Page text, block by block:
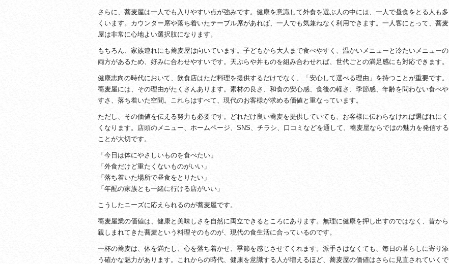
さらに、蕎麦屋は一人でも入りやすい点が強みです。健康を意識して外食を選ぶ人の中には、一人で昼食をとる人も多
くいます。カウンター席や落ち着いたテーブル席があれば、一人でも気兼ねなく利用できます。一人客にとって、蕎麦
屋は非常に心地よい選択肢になります。
もちろん、家族連れにも蕎麦屋は向いています。子どもから大人まで食べやすく、温かいメニューと冷たいメニューの
両方があるため、好みに合わせやすいです。天ぷらや丼ものを組み合わせれば、世代ごとの満足感にも対応できます。
健康志向の時代において、飲食店はただ料理を提供するだけでなく、「安心して選べる理由」を持つことが重要です。
蕎麦屋には、その理由がたくさんあります。素材の良さ、和食の安心感、食後の軽さ、季節感、年齢を問わない食べや
すさ、落ち着いた空間。これらはすべて、現代のお客様が求める価値と重なっています。
ただし、その価値を伝える努力も必要です。どれだけ良い蕎麦を提供していても、お客様に伝わらなければ選ばれにく
くなります。店頭のメニュー、ホームページ、SNS、チラシ、口コミなどを通して、蕎麦屋ならではの魅力を発信する
ことが大切です。
「今日は体にやさしいものを食べたい」
「外食だけど重たくないものがいい」
「落ち着いた場所で昼食をとりたい」
「年配の家族とも一緒に行ける店がいい」
こうしたニーズに応えられるのが蕎麦屋です。
蕎麦屋業の価値は、健康と美味しさを自然に両立できるところにあります。無理に健康を押し出すのではなく、昔から
親しまれてきた蕎麦という料理そのものが、現代の食生活に合っているのです。
一杯の蕎麦は、体を満たし、心を落ち着かせ、季節を感じさせてくれます。派手さはなくても、毎日の暮らしに寄り添
う確かな魅力があります。これからの時代、健康を意識する人が増えるほど、蕎麦屋の価値はさらに見直されていくで